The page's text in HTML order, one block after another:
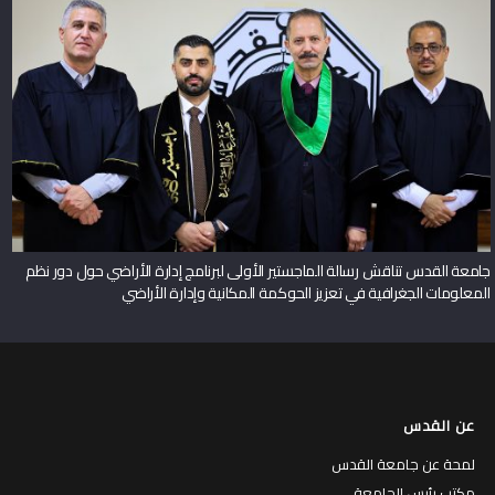
جامعة القدس تناقش رسالة الماجستير الأولى لبرنامج إدارة الأراضي حول دور نظم
المعلومات الجغرافية في تعزيز الحوكمة المكانية وإدارة الأراضي
عن القدس
لمحة عن جامعة القدس